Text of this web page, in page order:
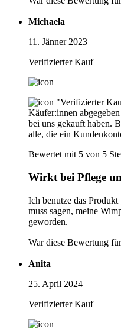
Michaela
11. Jänner 2023
Verifizierter Kauf
"Verifizierter
Käufer:innen
bei uns gekauft haben.
alle, die ein
Bewertet mit 5 von 5
Wirkt bei Pflege
Ich benutze das
muss sagen, meine
geworden.
War diese Bewertung
Anita
25. April 2024
Verifizierter Kauf